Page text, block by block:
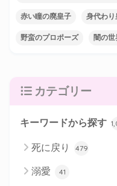
赤い瞳の廃皇子 身代わり
野蛮のプロポーズ 闇の
カテゴリー
キーワードから探す
死に戻り 479
溺愛 41